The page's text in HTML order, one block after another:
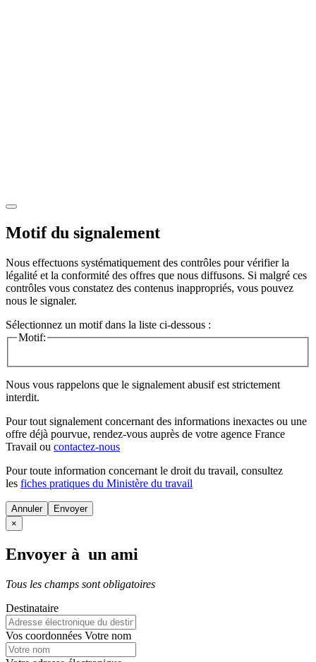
Motif du signalement
Nous effectuons systématiquement des contrôles pour vérifier la
légalité et la conformité des offres que nous diffusons. Si malgré ces
contrôles vous constatez des contenus inappropriés, vous pouvez
nous le signaler.
Sélectionnez un motif dans la liste ci-dessous :
Motif:
Nous vous rappelons que le signalement abusif est strictement
interdit.
Pour tout signalement concernant des informations inexactes ou une
offre déjà pourvue, rendez-vous auprès de votre agence France
Travail ou contactez-nous
Pour toute information concernant le droit du travail, consultez
les fiches pratiques du Ministère du travail
Annuler
×
Envoyer à un ami
Tous les champs sont obligatoires
Destinataire
Vos coordonnées Votre nom